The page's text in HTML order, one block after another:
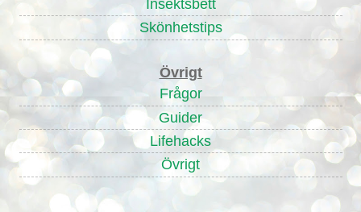
Insektsbett
Skönhetstips
Övrigt
Frågor
Guider
Lifehacks
Övrigt